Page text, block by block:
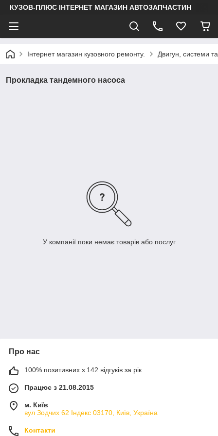
КУЗОВ-ПЛЮС ІНТЕРНЕТ МАГАЗИН АВТОЗАПЧАСТИН
Інтернет магазин кузовного ремонту. Двигун, системи
Прокладка тандемного насоса
У компанії поки немає товарів або послуг
Про нас
100% позитивних з 142 відгуків за рік
Працює з 21.08.2015
м. Київ
вул Зодчих 62 Індекс 03170, Київ, Україна
Контакти